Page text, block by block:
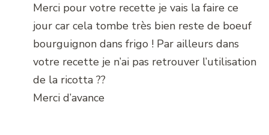
Merci pour votre recette je vais la faire ce
jour car cela tombe très bien reste de boeuf
bourguignon dans frigo ! Par ailleurs dans
votre recette je n’ai pas retrouver l’utilisation
de la ricotta ??
Merci d’avance